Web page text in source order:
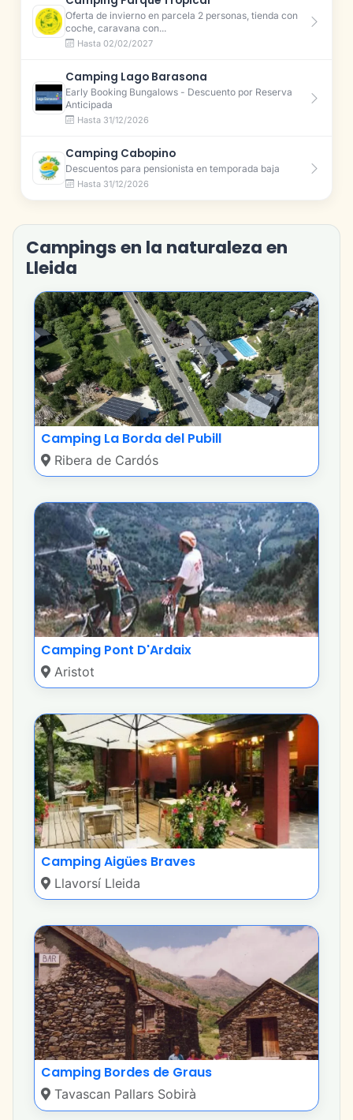
Oferta de invierno en parcela 2 personas, tienda con
coche, caravana con...
Hasta 02/02/2027
Camping Lago Barasona
Early Booking Bungalows - Descuento por Reserva
Anticipada
Hasta 31/12/2026
Camping Cabopino
Descuentos para pensionista en temporada baja
Hasta 31/12/2026
Campings en la naturaleza en
Lleida
Camping La Borda del Pubill
Ribera de Cardós
Camping Pont D'Ardaix
Aristot
Camping Aigües Braves
Llavorsí Lleida
Camping Bordes de Graus
Tavascan Pallars Sobirà